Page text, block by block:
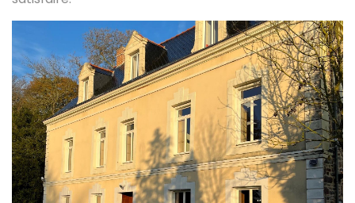
Nos partenaires
Expertise RH et Paie
Création / Reprise d'entreprise
Conseil et accompagnement du dirigeant
Ingénierie patrimoniale
Conseil juridique
Consolidation
Sites utiles
Simulateurs
Échéanciers
Bourse
Notre blog